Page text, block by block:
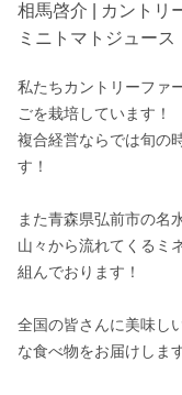
相馬啓介 | カントリ
ミニトマトジュース
私たちカントリーファ
ごを栽培しています！
複合経営ならでは旬の
す！
また青森県弘前市の名
山々から流れてくるミ
組んでおります！
全国の皆さんに美味し
な食べ物をお届けしま